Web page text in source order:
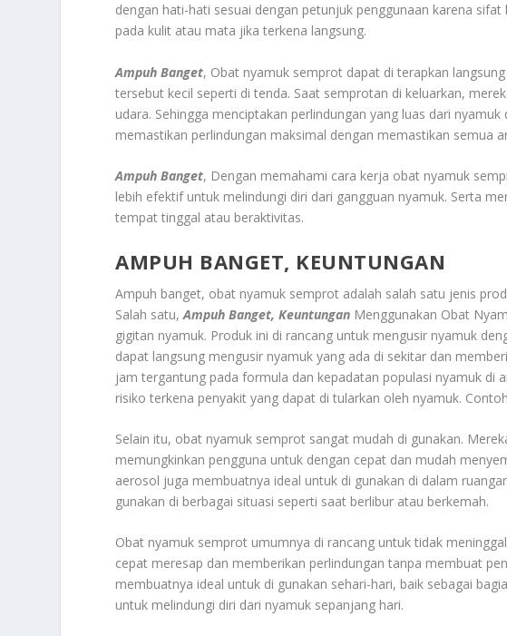
dengan hati-hati sesuai dengan petunjuk penggunaan karena
pada kulit atau mata jika terkena langsung.
Ampuh Banget, Obat nyamuk semprot dapat di terapkan
tersebut kecil seperti di tenda. Saat semprotan di keluarkan,
udara. Sehingga menciptakan perlindungan yang luas dari
memastikan perlindungan maksimal dengan memastikan semua
Ampuh Banget, Dengan memahami cara kerja obat nyamuk
lebih efektif untuk melindungi diri dari gangguan nyamuk. Serta
tempat tinggal atau beraktivitas.
AMPUH BANGET, KEUNTUNGAN
Ampuh banget, obat nyamuk semprot adalah salah satu jenis
Salah satu,Ampuh Banget, Keuntungan Menggunakan Obat
gigitan nyamuk. Produk ini di rancang untuk mengusir nyamuk
dapat langsung mengusir nyamuk yang ada di sekitar dan
jam tergantung pada formula dan kepadatan populasi nyamuk di
risiko terkena penyakit yang dapat di tularkan oleh nyamuk.
Selain itu, obat nyamuk semprot sangat mudah di gunakan.
memungkinkan pengguna untuk dengan cepat dan mudah
aerosol juga membuatnya ideal untuk di gunakan di dalam
gunakan di berbagai situasi seperti saat berlibur atau berkemah.
Obat nyamuk semprot umumnya di rancang untuk tidak
cepat meresap dan memberikan perlindungan tanpa membuat
membuatnya ideal untuk di gunakan sehari-hari, baik sebagai
untuk melindungi diri dari nyamuk sepanjang hari.